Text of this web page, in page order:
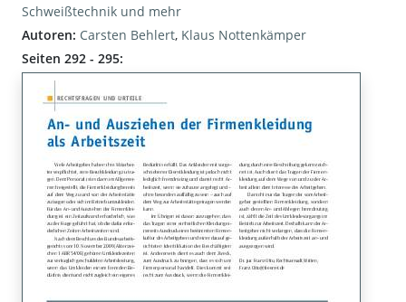
Schweißtechnik und mehr
Autoren: Carsten Behlert, Klaus Nottenkämper
Seiten 292 - 295: